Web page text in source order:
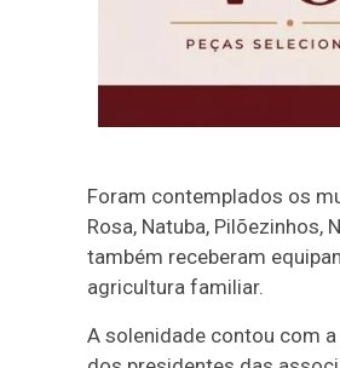
Foram contemplados os
Rosa, Natuba,
também receberam
agricultura familiar.
A solenidade contou com